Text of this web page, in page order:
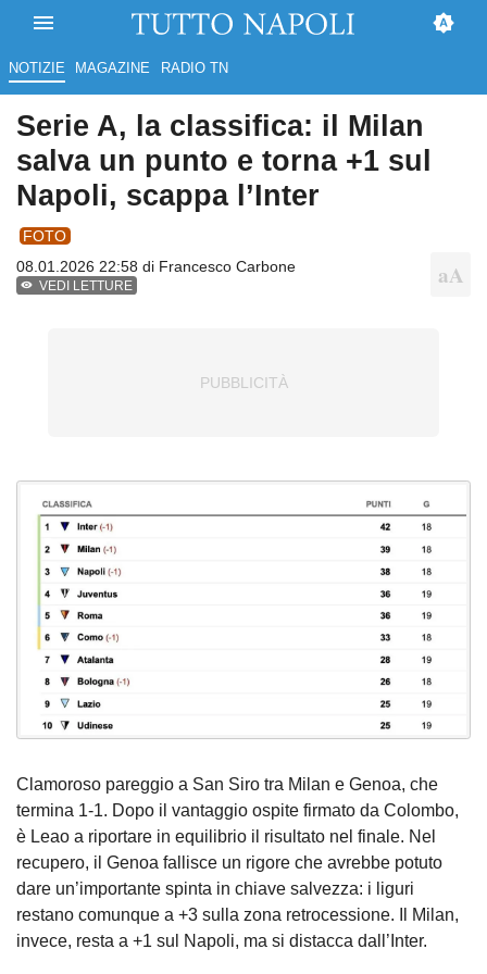
NOTIZIE MAGAZINE RADIO TN
Serie A, la classifica: il Milan
salva un punto e torna +1 sul
Napoli, scappa l’Inter
FOTO
08.01.2026 22:58 di Francesco Carbone
VEDI LETTURE
Clamoroso pareggio a San Siro tra Milan e Genoa, che
termina 1-1. Dopo il vantaggio ospite firmato da Colombo,
è Leao a riportare in equilibrio il risultato nel finale. Nel
recupero, il Genoa fallisce un rigore che avrebbe potuto
dare un’importante spinta in chiave salvezza: i liguri
restano comunque a +3 sulla zona retrocessione. Il Milan,
invece, resta a +1 sul Napoli, ma si distacca dall’Inter.